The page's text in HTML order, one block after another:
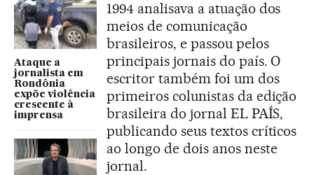
Ataque a
jornalista em
Rondônia
expõe violência
crescente à
imprensa
1994 analisava a atuação dos
meios de comunicação
brasileiros, e passou pelos
principais jornais do país. O
escritor também foi um dos
primeiros colunistas da edição
brasileira do jornal EL PAÍS,
publicando seus textos críticos
ao longo de dois anos neste
jornal.